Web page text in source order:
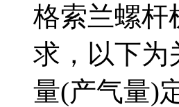
格索兰螺杆
求，以下为
量(产气量)